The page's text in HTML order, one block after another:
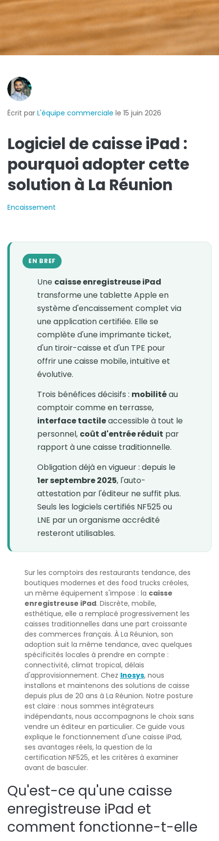
Écrit par L'équipe commerciale le 15 juin 2026
Logiciel de caisse iPad :
pourquoi adopter cette
solution à La Réunion
Encaissement
EN BREF
Une caisse enregistreuse iPad
transforme une tablette Apple en
système d'encaissement complet via
une application certifiée. Elle se
complète d'une imprimante ticket,
d'un tiroir-caisse et d'un TPE pour
offrir une caisse mobile, intuitive et
évolutive.
Trois bénéfices décisifs : mobilitéau
comptoir comme en terrasse,
interface tactileaccessible à tout le
personnel, coût d'entrée réduit par
rapport à une caisse traditionnelle.
Obligation déjà en vigueur : depuis le
1er septembre 2025, l'auto-
attestation par l'éditeur ne suffit plus.
Seuls les logiciels certifiés NF525 ou
LNE par un organisme accrédité
resteront utilisables.
Sur les comptoirs des restaurants tendance, des
boutiques modernes et des food trucks créoles,
un même équipement s'impose : la caisse
enregistreuse iPad. Discrète, mobile,
esthétique, elle a remplacé progressivement les
caisses traditionnelles dans une part croissante
des commerces français. À La Réunion, son
adoption suit la même tendance, avec quelques
spécificités locales à prendre en compte :
connectivité, climat tropical, délais
d'approvisionnement. Chez Inosys, nous
installons et maintenons des solutions de caisse
depuis plus de 20 ans à La Réunion. Notre posture
est claire : nous sommes intégrateurs
indépendants, nous accompagnons le choix sans
vendre un éditeur en particulier. Ce guide vous
explique le fonctionnement d'une caisse iPad,
ses avantages réels, la question de la
certification NF525, et les critères à examiner
avant de basculer.
Qu'est-ce qu'une caisse
enregistreuse iPad et
comment fonctionne-t-elle